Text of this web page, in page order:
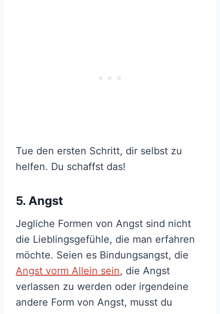
Tue den ersten Schritt, dir selbst zu
helfen. Du schaffst das!
5. Angst
Jegliche Formen von Angst sind nicht
die Lieblingsgefühle, die man erfahren
möchte. Seien es Bindungsangst, die
Angst vorm Allein sein, die Angst
verlassen zu werden oder irgendeine
andere Form von Angst, musst du